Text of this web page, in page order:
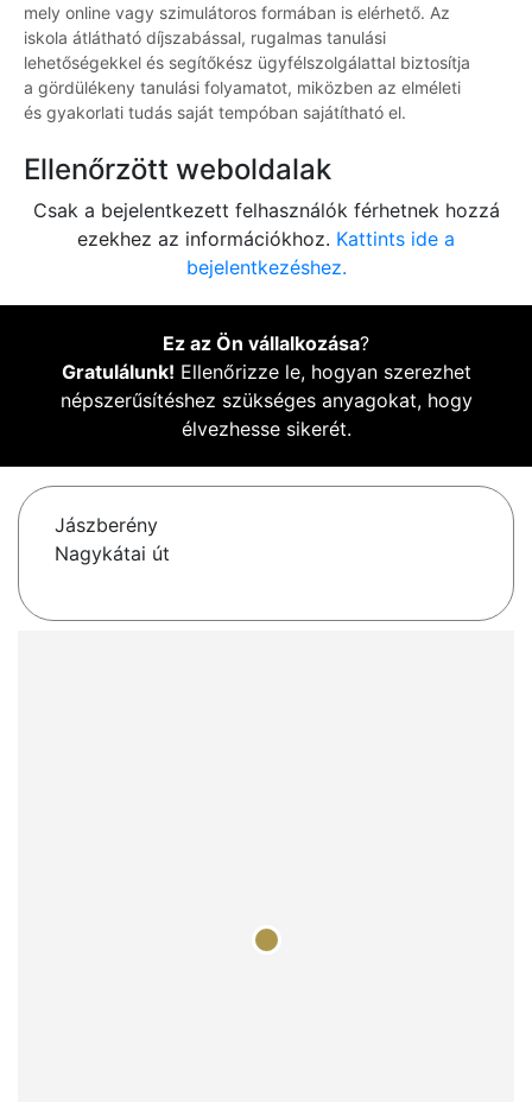
mely online vagy szimulátoros formában is elérhető. Az
iskola átlátható díjszabással, rugalmas tanulási
lehetőségekkel és segítőkész ügyfélszolgálattal biztosítja
a gördülékeny tanulási folyamatot, miközben az elméleti
és gyakorlati tudás saját tempóban sajátítható el.
Ellenőrzött weboldalak
Csak a bejelentkezett felhasználók férhetnek hozzá
ezekhez az információkhoz. Kattints ide a
bejelentkezéshez.
Ez az Ön vállalkozása?
Gratulálunk! Ellenőrizze le, hogyan szerezhet
népszerűsítéshez szükséges anyagokat, hogy
élvezhesse sikerét.
Jászberény
Nagykátai út